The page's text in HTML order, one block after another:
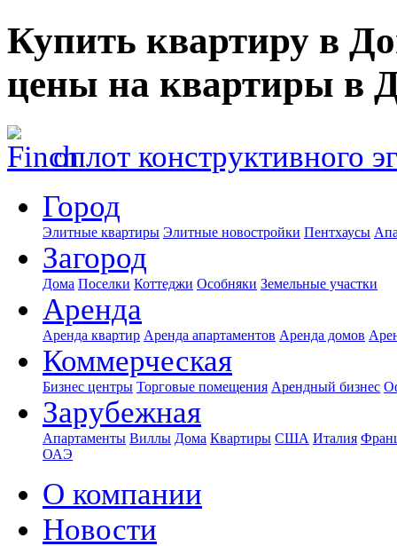
Купить квартиру в
цены на квартиры в
оплот конструктивного
Город
Элитные квартиры Элитные новостройки Пентхаусы
Загород
Дома Поселки Коттеджи Особняки Земельные участки
Аренда
Аренда квартир Аренда апартаментов Аренда домов
Коммерческая
Бизнес центры Торговые помещения Арендный бизнес
Зарубежная
Апартаменты Виллы Дома Квартиры США Италия
ОАЭ
О компании
Новости